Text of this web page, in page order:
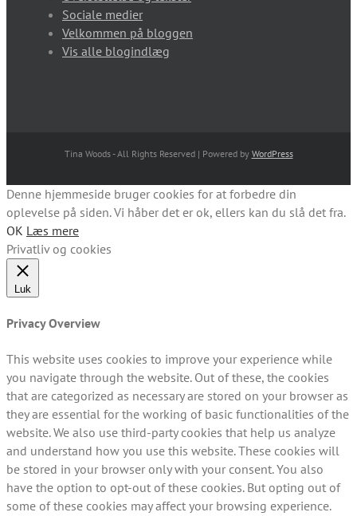
Sociale medier
Velkommen på bloggen
Vis alle blogindlæg
Tina Woods - All Rights Reserved | Powered by WordPress
Denne hjemmeside bruger cookies for at forbedre din
oplevelse på siden. Vi håber det er ok, ellers kan du slå det fra.
OK Læs mere
Privatliv og cookies
Luk
Privacy Overview
This website uses cookies to improve your experience while
you navigate through the website. Out of these, the cookies
that are categorized as necessary are stored on your browser as
they are essential for the working of basic functionalities of the
website. We also use third-party cookies that help us analyze
and understand how you use this website. These cookies will
be stored in your browser only with your consent. You also
have the option to opt-out of these cookies. But opting out of
some of these cookies may affect your browsing experience.